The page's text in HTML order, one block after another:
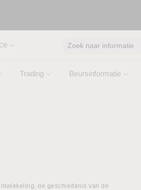
Trading Beursinformatie
Zoek naar informatie
de geschiedenis van de